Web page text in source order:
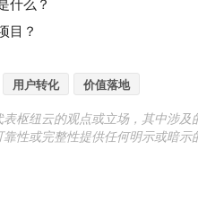
目？
用户转化 价值落地
枢纽云的观点或立场，其中涉
靠性或完整性提供任何明示或暗